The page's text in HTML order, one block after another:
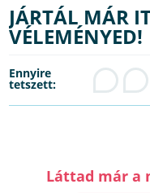
JÁRTÁL MÁR
VÉLEMÉNYED!
Ennyire
tetszett:
Láttad már a